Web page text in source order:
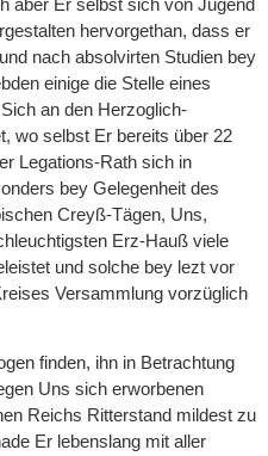
hervorgethan, dass er
nach absolvirten Studien bey
einige die Stelle eines
an den Herzoglich-
wo selbst Er bereits über 22
Legations-Rath sich in
bey Gelegenheit des
Creyß-Tägen, Uns,
Erz-Hauß viele
und solche bey lezt vor
Versammlung vorzüglich
finden, ihn in Betrachtung
Uns sich erworbenen
Reichs Ritterstand mildest zu
Er lebenslang mit aller